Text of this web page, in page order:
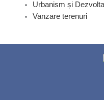
Urbanism și
Vanzare terenuri